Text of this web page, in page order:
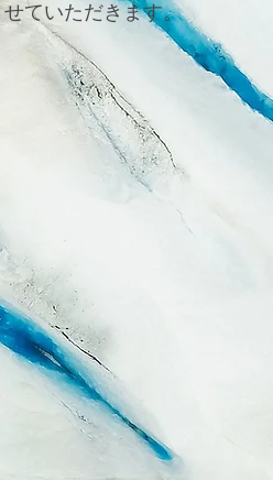
ていただきます。